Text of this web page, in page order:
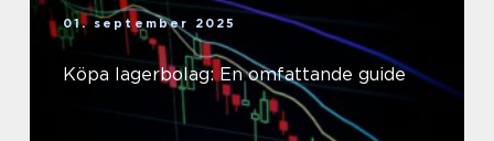
01. september 2025
Köpa lagerbolag: En omfattande guide